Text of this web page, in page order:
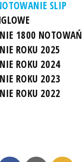
SLIP
1800 NOTOWAŃ
ROKU 2025
ROKU 2024
ROKU 2023
ROKU 2022